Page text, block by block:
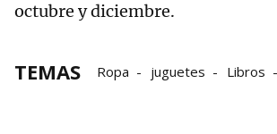
octubre y diciembre.
TEMAS Ropa juguetes Libros